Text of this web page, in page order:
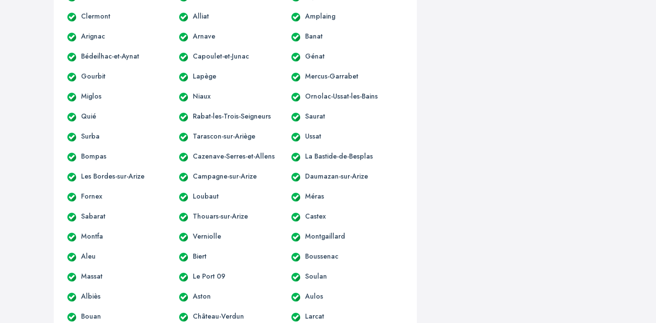
Clermont Alliat Amplaing
Arignac Arnave Banat
Bédeilhac-et-Aynat Capoulet-et-Junac Génat
Gourbit Lapège Mercus-Garrabet
Miglos Niaux Ornolac-Ussat-les-Bains
Quié Rabat-les-Trois-Seigneurs Saurat
Surba Tarascon-sur-Ariège Ussat
Bompas Cazenave-Serres-et-Allens La Bastide-de-Besplas
Les Bordes-sur-Arize Campagne-sur-Arize Daumazan-sur-Arize
Fornex Loubaut Méras
Sabarat Thouars-sur-Arize Castex
Montfa Verniolle Montgaillard
Aleu Biert Boussenac
Massat Le Port 09 Soulan
Albiès Aston Aulos
Bouan Château-Verdun Larcat